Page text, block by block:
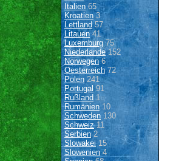
Italien65
Kroatien3
Lettland57
Litauen41
Luxemburg 75
Niederlande152
Norwegen6
Oesterreich72
Polen 241
Portugal91
Rußland 1
Rumänien10
Schweden 130
Schweiz11
Serbien2
Slowakei15
Slowenien4